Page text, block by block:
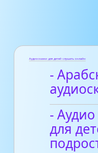
Аудиосказки для детей слушать онлайн
-
-
для